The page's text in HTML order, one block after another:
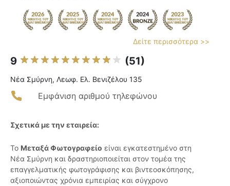
Δείτε περισσότερα >>
9 (51)
Νέα Σμύρνη, Λεωφ. Ελ. Βενιζέλου 135
Εμφάνιση αριθμού τηλεφώνου
Σχετικά με την εταιρεία:
Το Μεταξά Φωτογραφείο είναι εγκατεστημένο στη
Νέα Σμύρνη και δραστηριοποιείται στον τομέα της
επαγγελματικής φωτογράφισης και βιντεοσκόπησης,
αξιοποιώντας χρόνια εμπειρίας και σύγχρονο